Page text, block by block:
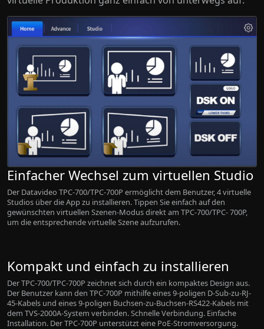
Einfacher Wechsel zum virtuellen Studio
Der Datavideo TPC-700/TPC-700P ermöglicht dem Benutzer, 4 virtuelle
Studios über die App zu installieren.Tippen Sie einfach auf den
gewünschten virtuellen Szenen-Modus direkt am TPC-700/TPC- 700P,
um die entsprechende virtuelle Szene aufzurufen.
Kompakt und einfach zu installieren
Der TPC-700/TPC-700P zeichnet sich durch ein kompaktes Design aus.
Der Benutzer kann den TPC-700P mithilfe eines 9-poligen D-Sub-zu-RJ-
45-Kabels und eines 9-poligen Buchsen-zu-Buchsen-RS422-Kabels mit
dem TVS-2000A-System verbinden.Schnelle Verbindung. Einfache
Installation. Der TPC-700P unterstützt eine PoE-Stromversorgung.